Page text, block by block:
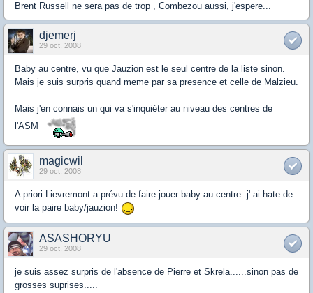
Brent Russell ne sera pas de trop , Combezou aussi, j'espere...
djemerj
29 oct. 2008
Baby au centre, vu que Jauzion est le seul centre de la liste sinon.
Mais je suis surpris quand meme par sa presence et celle de Malzieu.
Mais j'en connais un qui va s'inquiéter au niveau des centres de
l'ASM
magicwil
29 oct. 2008
A priori Lievremont a prévu de faire jouer baby au centre. j' ai hate de
voir la paire baby/jauzion!
ASASHORYU
29 oct. 2008
je suis assez surpris de l'absence de Pierre et Skrela......sinon pas de
grosses suprises.....